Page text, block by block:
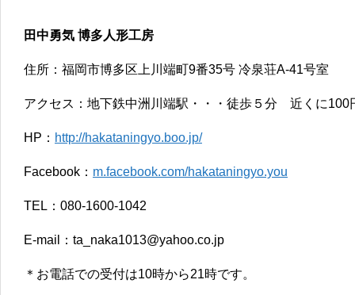
田中勇気 博多人形工房
住所：福岡市博多区上川端町9番35号 冷泉荘A-41号室
アクセス：地下鉄中洲川端駅・・・徒歩５分 近くに100
HP： http://hakataningyo.boo.jp/
Facebook： m.facebook.com/hakataningyo.you
TEL：080-1600-1042
E-mail：ta_naka1013@yahoo.co.jp
＊お電話での受付は10時から21時です。